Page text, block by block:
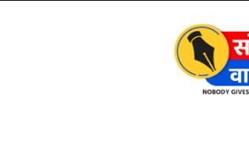
Solapur
Varta